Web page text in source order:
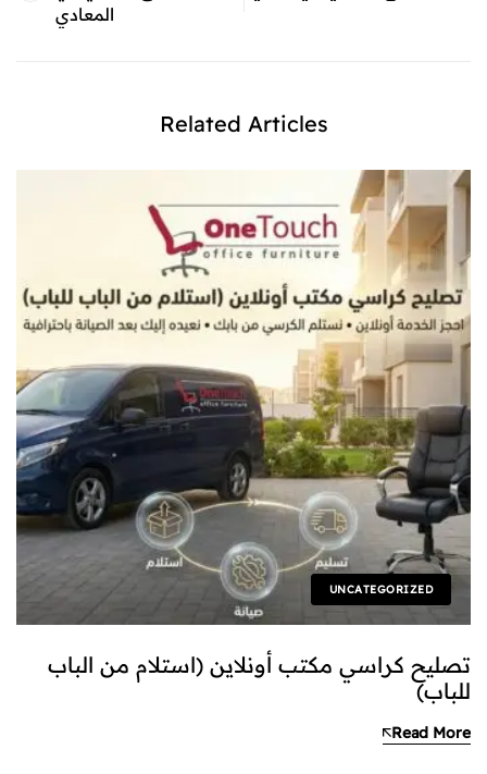
المعادي
Related Articles
UNCATEGORIZED
تصليح كراسي مكتب أونلاين (استلام من الباب
للباب)
Read More